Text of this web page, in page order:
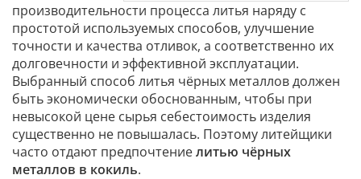
производительности процесса литья наряду с
простотой используемых способов, улучшение
точности и качества отливок, а соответственно их
долговечности и эффективной эксплуатации.
Выбранный способ литья чёрных металлов должен
быть экономически обоснованным, чтобы при
невысокой цене сырья себестоимость изделия
существенно не повышалась. Поэтому литейщики
часто отдают предпочтениелитью чёрных
металлов в кокиль.